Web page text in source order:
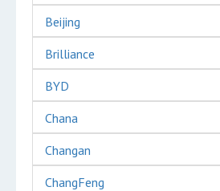
Beijing
Brilliance
BYD
Chana
Changan
ChangFeng